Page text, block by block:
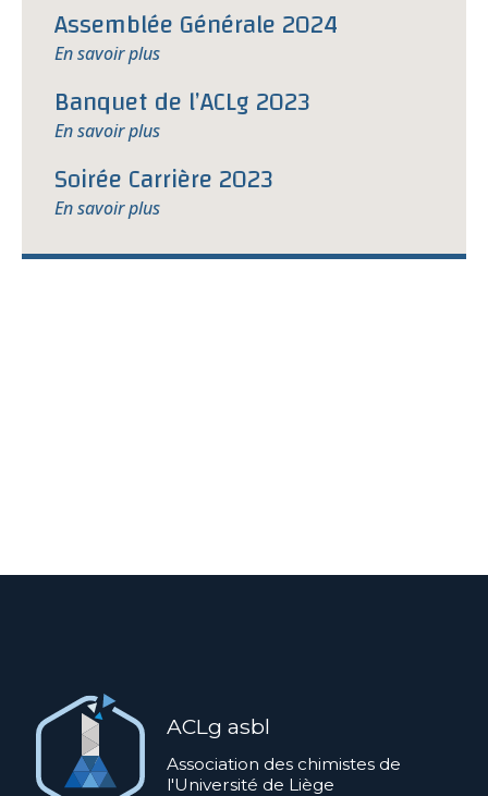
Assemblée Générale 2024
En savoir plus
Banquet de l’ACLg 2023
En savoir plus
Soirée Carrière 2023
En savoir plus
ACLg asbl
Association des chimistes de
l'Université de Liège